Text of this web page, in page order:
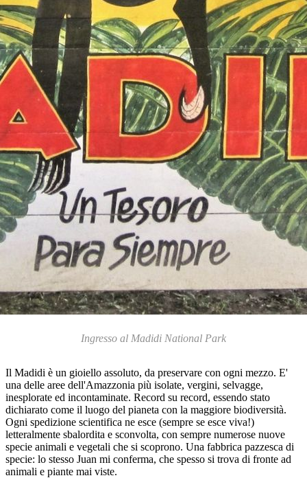
Ingresso al Madidi National Park
Il Madidi è un gioiello assoluto, da preservare con ogni mezzo. E'
una delle aree dell'Amazzonia più isolate, vergini, selvagge,
inesplorate ed incontaminate. Record su record, essendo stato
dichiarato come il luogo del pianeta con la maggiore biodiversità.
Ogni spedizione scientifica ne esce (sempre se esce viva!)
letteralmente sbalordita e sconvolta, con sempre numerose nuove
specie animali e vegetali che si scoprono. Una fabbrica pazzesca di
specie: lo stesso Juan mi conferma, che spesso si trova di fronte ad
animali e piante mai viste.